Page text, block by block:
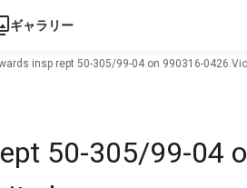
ギャラリー
insp rept 50-305/99-04 on 990316-
50-305/99-04